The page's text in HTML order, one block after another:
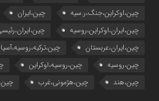
چین،اوکراین،جنگ،ر.سیه
چین،ایران
چین،ایران،اوکراین،روسیه
چین،ایران،عربستان
چین،روسیه
چین،روسیه،اوکراین
چین،هند
چین،هژمونی،غرب